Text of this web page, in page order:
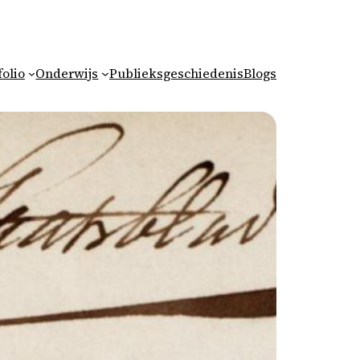
Onderwijs PublieksgeschiedenisBlogs